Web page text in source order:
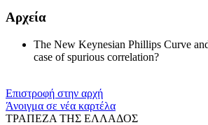
Αρχεία
The New Keynesian Phillips Curve
case of spurious correlation?
Επιστροφή στην αρχή
Άνοιγμα σε νέα καρτέλα
ΤΡΑΠΕΖΑ ΤΗΣ ΕΛΛΑΔΟΣ